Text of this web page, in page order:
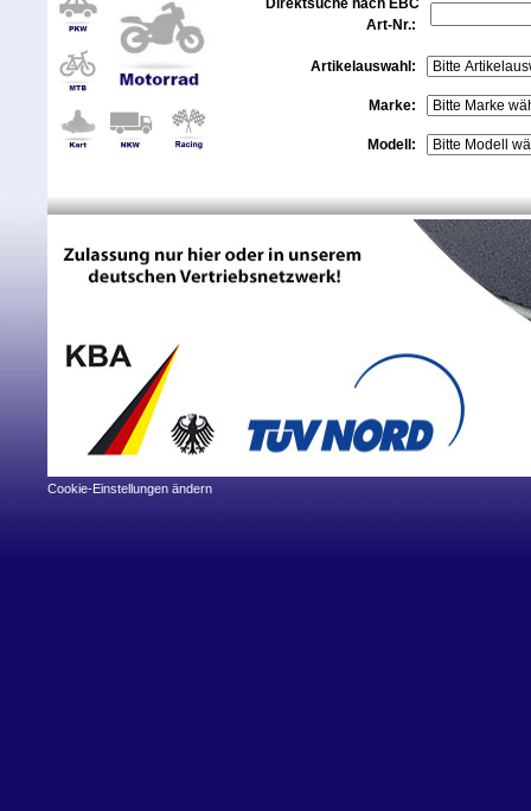
Direktsuche nach EBC
Art-Nr.:
Artikelauswahl:
Marke:
Modell:
Cookie-Einstellungen ändern